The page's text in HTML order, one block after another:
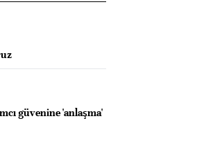
güvenine 'anlaşma'